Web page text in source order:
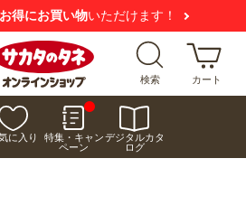
お得にお買い物いただけます！
検索 カート
に入り
特集・キャン
ペーン
デジタルカタ
ログ